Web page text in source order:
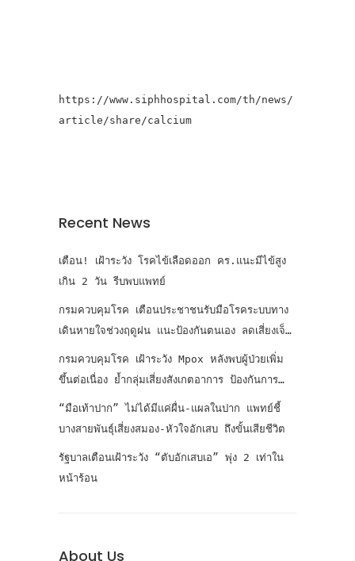
https://www.siphhospital.com/th/news/
article/share/calcium
Recent News
เตือน! เฝ้าระวัง โรคไข้เลือดออก คร.แนะมีไข้สูง
เกิน 2 วัน รีบพบแพทย์
กรมควบคุมโรค เตือนประชาชนรับมือโรคระบบทาง
เดินหายใจช่วงฤดูฝน แนะป้องกันตนเอง ลดเสี่ยงเจ็บ
กรมควบคุมโรค เฝ้าระวัง Mpox หลังพบผู้ป่วยเพิ่ม
ขึ้นต่อเนื่อง ย้ำกลุ่มเสี่ยงสังเกตอาการ ป้องกันการ
แพร่เชื้อ
“มือเท้าปาก” ไม่ได้มีแค่ผื่น-แผลในปาก แพทย์ชี้
บางสายพันธุ์เสี่ยงสมอง-หัวใจอักเสบ ถึงขั้นเสียชีวิต
รัฐบาลเตือนเฝ้าระวัง “ตับอักเสบเอ” พุ่ง 2 เท่าใน
หน้าร้อน
About Us